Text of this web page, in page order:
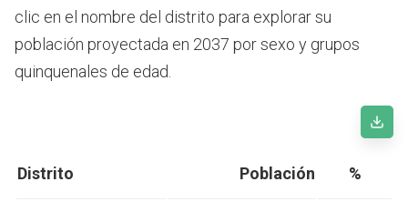
clic en el nombre del distrito para explorar su
población proyectada en 2037 por sexo y grupos
quinquenales de edad.
Distrito Población %